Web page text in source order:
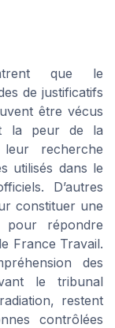
que le
de justificatifs
être vécus
la peur de la
recherche
utilisés dans le
D’autres
constituer une
pour répondre
France Travail.
des
le tribunal
restent
contrôlées